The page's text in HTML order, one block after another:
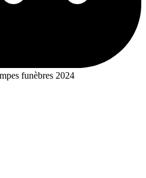
funèbres 2024